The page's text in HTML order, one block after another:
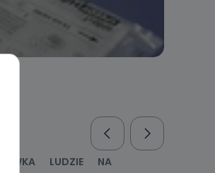
LUDZIE
NA